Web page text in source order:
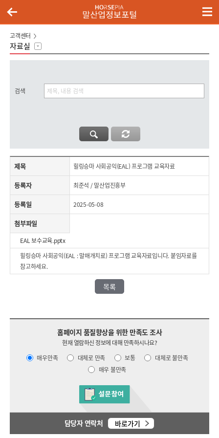
고객센터
자료실
검색
제목,등록자,등록일,첨부파일,내용으로 구성된 힐링승마 사회공익(EAL) 프로그램 교육자료 게시글의 내용 보기
제목 힐링승마 사회공익(EAL) 프로그램 교육자료
등록자 최준석 / 말산업진흥부
등록일 2025-05-08
첨부파일
EAL 보수교육.pptx
힐링승마 사회공익(EAL : 말매개치료) 프로그램 교육자료입니다. 붙임자료를
참고하세요.
목록
홈페이지 품질향상을 위한 만족도 조사
현재 열람하신 정보에 대해 만족하시나요?
매우만족
대체로 만족 보통
대체로 불만족
매우 불만족
담당자 연락처 바로가기